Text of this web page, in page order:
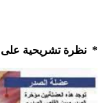
* نظرة تشريحية على